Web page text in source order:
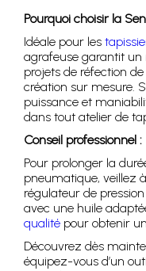
Pourquoi choisir la
Idéale pour les
agrafeuse garantit un
projets de réfection
création sur mesure.
puissance et
dans tout atelier de
Conseil professionnel :
Pour prolonger la
pneumatique, veillez
régulateur de
avec une huile
qualité pour obtenir
Découvrez dès
équipez-vous d’un